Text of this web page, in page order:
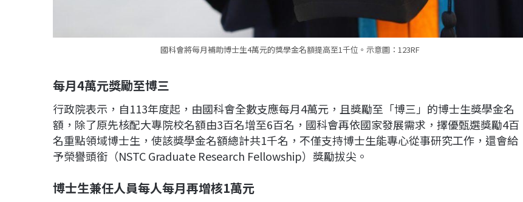
國科會將每月補助博士生4萬元的獎學金名額提高至1千位。示意圖：123RF
每月4萬元獎勵至博三
行政院表示，自113年度起，由國科會全數支應每月4萬元，且獎勵至「博三」的博士生獎學金名
額，除了原先核配大專院校名額由3百名增至6百名，國科會再依國家發展需求，擇優甄選獎勵4百
名重點領域博士生，使該獎學金名額總計共1千名，不僅支持博士生能專心從事研究工作，還會給
予榮譽頭銜（NSTC Graduate Research Fellowship）獎勵拔尖。
博士生兼任人員每人每月再增核1萬元